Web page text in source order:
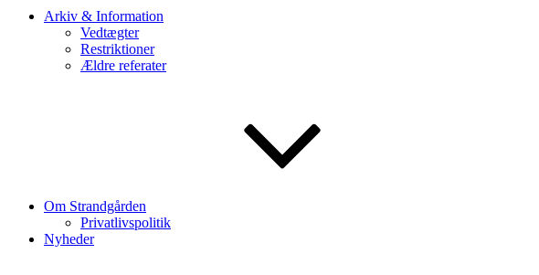
Arkiv & Information
Vedtægter
Restriktioner
Ældre referater
Om Strandgården
Privatlivspolitik
Nyheder